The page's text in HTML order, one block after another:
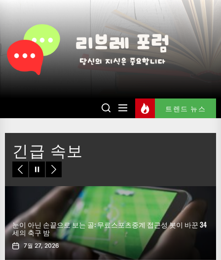
content
리
브
레
포
럼
트렌드 뉴스
긴급 속보
눈이 아닌 손끝으로 보는 골: 무료스포츠중계 접근성 봇이 바꾼 34
세의 축구 밤
7월 27, 2026